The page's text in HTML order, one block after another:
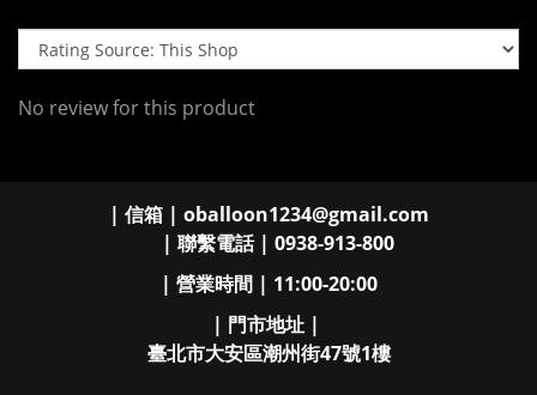
No review for this product
| 信箱 | oballoon1234@gmail.com
| 聯繫電話 | 0938-913-800
| 營業時間 | 11:00-20:00
| 門市地址 |
臺北市大安區潮州街47號1樓